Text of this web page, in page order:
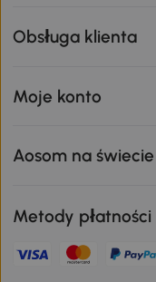
Obsługa klienta
Moje konto
Aosom na świecie
Metody płatności